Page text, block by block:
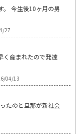
。 今生後10ヶ月の男
27
く産まれたので発達
04/13
たのと旦那が新社会